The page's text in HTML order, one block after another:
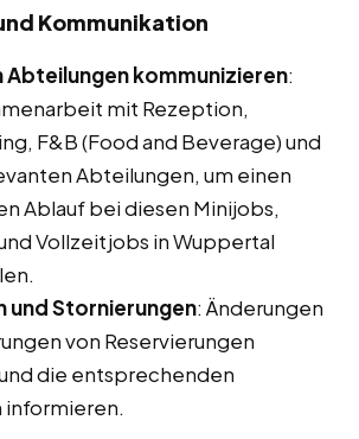
Kommunikation
Abteilungen kommunizieren:
mit Rezeption,
F&B (Food and Beverage) und
Abteilungen, um einen
Ablauf bei diesen Minijobs,
Vollzeitjobs in Wuppertal
und Stornierungen: Änderungen
von Reservierungen
die entsprechenden